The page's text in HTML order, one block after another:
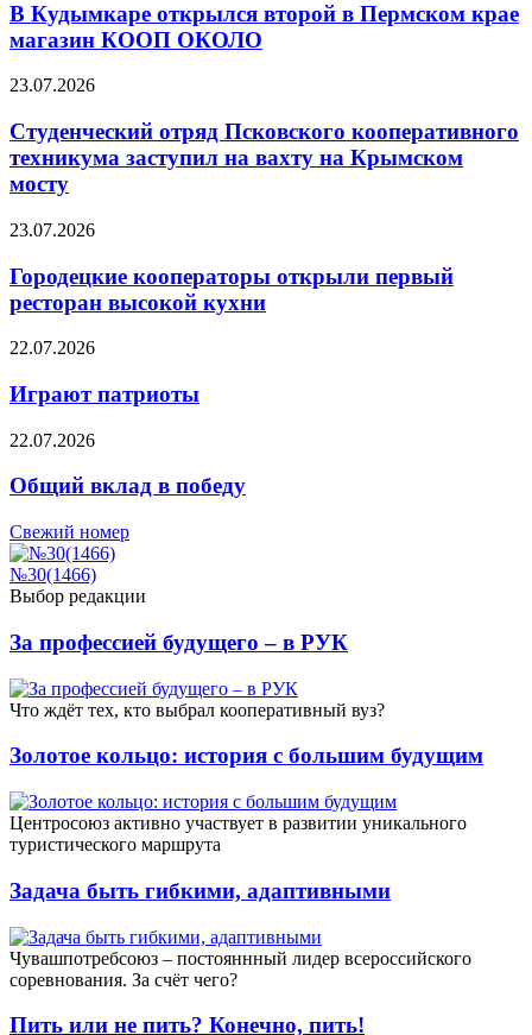
В Кудымкаре открылся второй в Пермском крае
магазин КООП ОКОЛО
23.07.2026
Студенческий отряд Псковского кооперативного
техникума заступил на вахту на Крымском
мосту
23.07.2026
Городецкие кооператоры открыли первый
ресторан высокой кухни
22.07.2026
Играют патриоты
22.07.2026
Общий вклад в победу
Свежий номер
№30(1466)
Выбор редакции
За профессией будущего – в РУК
Что ждёт тех, кто выбрал кооперативный вуз?
Золотое кольцо: история с большим будущим
Центросоюз активно участвует в развитии уникального
туристического маршрута
Задача быть гибкими, адаптивными
Чувашпотребсоюз – постояннный лидер всероссийского
соревнования. За счёт чего?
Пить или не пить? Конечно, пить!